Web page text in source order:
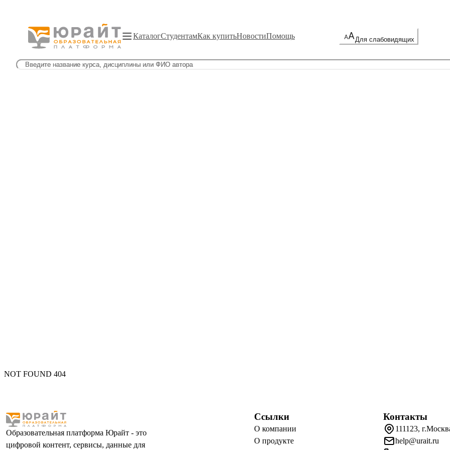
КаталогСтудентамКак купитьНовостиПомощь Для слабовидящих
NOT FOUND 404
Образовательная платформа Юрайт - это
цифровой контент, сервисы, данные для
Ссылки
О компании
О продукте
Контакты
111123,
help@urait.ru